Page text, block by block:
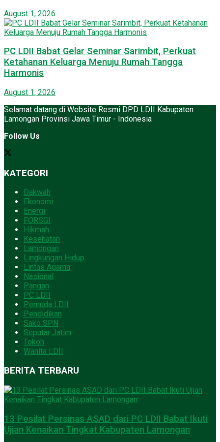
August 1, 2026
PC LDII Babat Gelar Seminar Sarimbit, Perkuat
Ketahanan Keluarga Menuju Rumah Tangga
Harmonis
August 1, 2026
Selamat datang di Website Resmi DPD LDII Kabupaten
Lamongan Provinsi Jawa Timur - Indonesia
Follow Us
KATEGORI
Dakwah
Ekonomi
Energi
FORSGI
Hikmah
Kesehatan
Lamongan
Lingkungan Hidup
Lintas Agama
Nasional
Pangan
PC LDII
Pemuda LDII
Pendidikan
Sako SPN
Seputar Jatim
Tokoh
Wanita LDII
BERITA TERBARU
13 Pesilat Persinas ASAD dari PC LDII Babat Ikuti
Ujian Kenaikan Tingkat Kabupaten Lamongan